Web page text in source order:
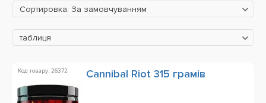
Сортировка: За замовчуванням
таблиця
Код товару: 26372 Cannibal Riot 315 грамів